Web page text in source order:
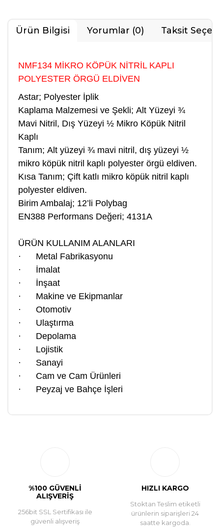
Ürün Bilgisi Yorumlar (0) Taksit
NMF134 MİKRO KÖPÜK NİTRİL KAPLI
POLYESTER ÖRGÜ ELDİVEN
Astar; Polyester İplik
Kaplama Malzemesi ve Şekli; Alt Yüzeyi ¾
Mavi Nitril, Dış Yüzeyi ½ Mikro Köpük Nitril
Kaplı
Tanım; Alt yüzeyi ¾ mavi nitril, dış yüzeyi ½
mikro köpük nitril kaplı polyester örgü eldiven.
Kısa Tanım; Çift katlı mikro köpük nitril kaplı
polyester eldiven.
Birim Ambalaj; 12’li Polybag
EN388 Performans Değeri; 4131A
ÜRÜN KULLANIM ALANLARI
· Metal Fabrikasyonu
· İmalat
· İnşaat
· Makine ve Ekipmanlar
· Otomotiv
· Ulaştırma
· Depolama
· Lojistik
· Sanayi
· Cam ve Cam Ürünleri
· Peyzaj ve Bahçe İşleri
%100 GÜVENLİ
ALIŞVERİŞ
256bit SSL Sertifikası ile
güvenli alışveriş
HIZLI KARGO
Stoktan Teslim etiketli
ürünlerin siparişleri 24
saatte kargoda.